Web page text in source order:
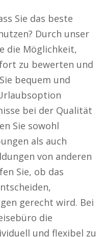
Sie das beste
Durch unser
die Möglichkeit,
zu bewerten und
bequem und
bei der Qualität
Sie sowohl
als auch
von anderen
Sie, ob das
gerecht wird. Bei
die
und flexibel zu